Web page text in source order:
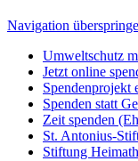
Navigation
Umweltschutz
Jetzt online
Spendenprojekt
Spenden statt
Zeit spenden
St. Antonius-
Stiftung